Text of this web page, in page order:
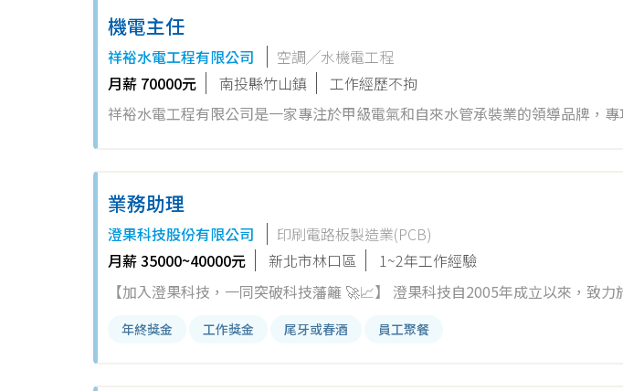
校準及性能維護，發現故障時進行診斷及修復。 5. 協助進行自動化設備問題的
蹤設備運行效率，記錄測試數據，並針對不良狀況提出改善建議。 7. 熟悉與遵
安全性與工廠生產的順暢。 8. 提供工程維修的技術支援，並與內部其他部門溝
技術抱有熱忱，喜愛挑戰精密的領域，歡迎您加入我們的行列，共同投入這個蓬
專家！期待您的加入！
機電主任
祥裕水電工程有限公司
空調╱水機電工程
月薪 70000元
南投縣竹山鎮
工作經歷不拘
祥裕水電工程有限公司是一家專注於甲級電氣和自來水管承裝業的領導品牌，
防、空調系統的進度管理與協調。 2. 執行施工品質管控與查驗作業，確保符合
出料記錄與管理。 4. 檢閱、整理圖面並進行核對及必要的簡易修圖。 5. 協助內
標。 我們為您提供豐厚的福利： - 三節獎金、年終獎金、年節禮金，讓每個節
金，為您打造安心保障 - 員工生日禮金、結婚補助、生育補助，重視每一個人生
心情，享受團隊默契 - 在職教育訓練，助您提升專業技能與發展潛力 我們誠摯
和我們共同建造更美好的未來！
業務助理
澄果科技股份有限公司
印刷電路板製造業(PCB)
月薪 35000~40000元
新北市林口區
1~2年工作經驗
【加入澄果科技，一同突破科技藩籬 🚀📈】 澄果科技自2005年成立以來，致力於成為電子測試產業的推手，22年的專業
PCB、IC載板及先進封裝領域。加入我們，您不僅將站在電子科技的最前沿，
年終獎金 工作獎金 尾牙或春酒 員工聚餐